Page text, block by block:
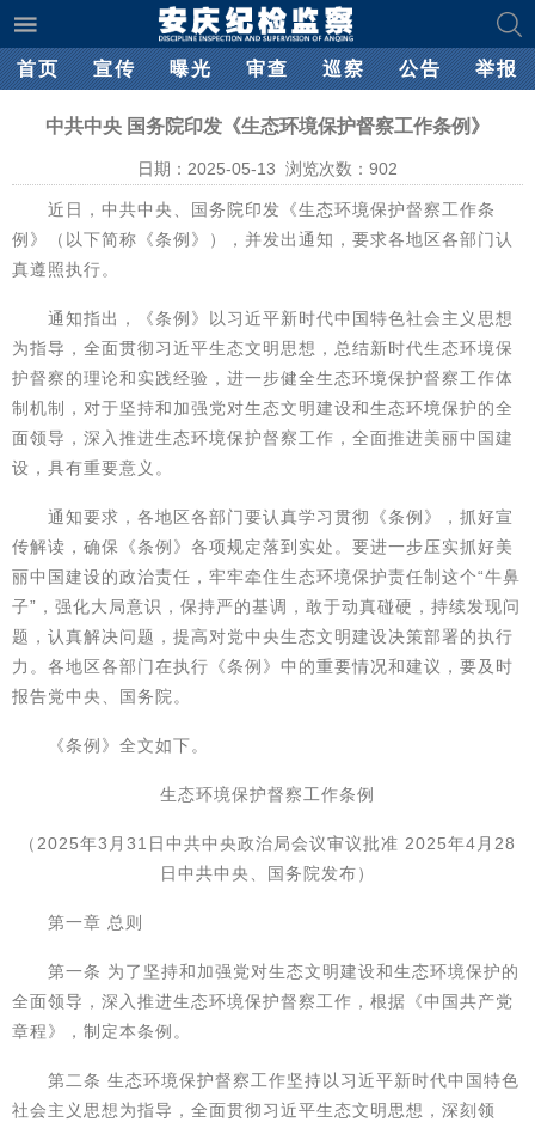
首页 宣传 曝光 审查 巡察 公告 举报
中共中央 国务院印发《生态环境保护督察工作条例》
日期：2025-05-13 浏览次数： 902
近日，中共中央、国务院印发《生态环境保护督察工作条
例》（以下简称《条例》），并发出通知，要求各地区各部门认
真遵照执行。
通知指出，《条例》以习近平新时代中国特色社会主义思想
为指导，全面贯彻习近平生态文明思想，总结新时代生态环境保
护督察的理论和实践经验，进一步健全生态环境保护督察工作体
制机制，对于坚持和加强党对生态文明建设和生态环境保护的全
面领导，深入推进生态环境保护督察工作，全面推进美丽中国建
设，具有重要意义。
通知要求，各地区各部门要认真学习贯彻《条例》，抓好宣
传解读，确保《条例》各项规定落到实处。要进一步压实抓好美
丽中国建设的政治责任，牢牢牵住生态环境保护责任制这个“牛鼻
子”，强化大局意识，保持严的基调，敢于动真碰硬，持续发现问
题，认真解决问题，提高对党中央生态文明建设决策部署的执行
力。各地区各部门在执行《条例》中的重要情况和建议，要及时
报告党中央、国务院。
《条例》全文如下。
生态环境保护督察工作条例
（2025年3月31日中共中央政治局会议审议批准 2025年4月28
日中共中央、国务院发布）
第一章 总则
第一条 为了坚持和加强党对生态文明建设和生态环境保护的
全面领导，深入推进生态环境保护督察工作，根据《中国共产党
章程》，制定本条例。
第二条 生态环境保护督察工作坚持以习近平新时代中国特色
社会主义思想为指导，全面贯彻习近平生态文明思想，深刻领